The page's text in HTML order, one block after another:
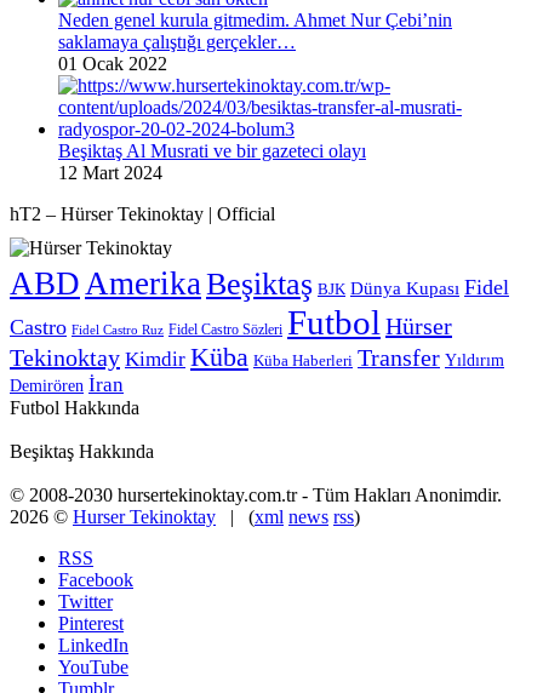
Neden genel kurula gitmedim. Ahmet Nur Çebi’nin
saklamaya çalıştığı gerçekler…
01 Ocak 2022
Beşiktaş Al Musrati ve bir gazeteci olayı
12 Mart 2024
hT2 – Hürser Tekinoktay | Official
ABD Amerika Beşiktaş BJK Dünya Kupası Fidel
Castro Fidel Castro Ruz Fidel Castro Sözleri Futbol Hürser
Tekinoktay Kimdir Küba Küba Haberleri Transfer Yıldırım
Demirören İran
Futbol Hakkında
Beşiktaş Hakkında
© 2008-2030 hursertekinoktay.com.tr - Tüm Hakları Anonimdir.
2026 © Hurser Tekinoktay | (xml news rss)
RSS
Facebook
Twitter
Pinterest
LinkedIn
YouTube
Tumblr